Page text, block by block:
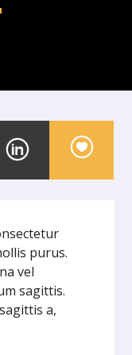
purus.
vel
sagittis.
a,